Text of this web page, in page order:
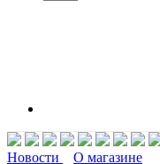
Новости
О магазине